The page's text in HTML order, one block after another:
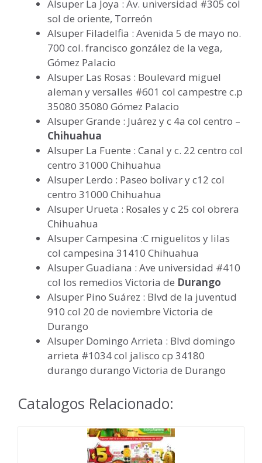
Alsuper La Joya : Av. universidad #305 col
sol de oriente, Torreón
Alsuper Filadelfia : Avenida 5 de mayo no.
700 col. francisco gonzález de la vega,
Gómez Palacio
Alsuper Las Rosas : Boulevard miguel
aleman y versalles #601 col campestre c.p
35080 35080 Gómez Palacio
Alsuper Grande : Juárez y c 4a col centro –
Chihuahua
Alsuper La Fuente : Canal y c. 22 centro col
centro 31000 Chihuahua
Alsuper Lerdo : Paseo bolivar y c12 col
centro 31000 Chihuahua
Alsuper Urueta : Rosales y c 25 col obrera
Chihuahua
Alsuper Campesina :C miguelitos y lilas
col campesina 31410 Chihuahua
Alsuper Guadiana : Ave universidad #410
col los remedios Victoria de Durango
Alsuper Pino Suárez : Blvd de la juventud
910 col 20 de noviembre Victoria de
Durango
Alsuper Domingo Arrieta : Blvd domingo
arrieta #1034 col jalisco cp 34180
durango durango Victoria de Durango
Catalogos Relacionado: